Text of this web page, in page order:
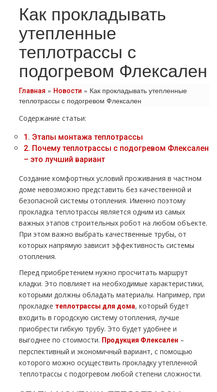
Как прокладывать
утепленные
теплотрассы с
подогревом Флексален
Главная » Новости » Как прокладывать утепленные
теплотрассы с подогревом Флексален
Содержание статьи:
1. Этапы монтажа теплотрассы
2. Почему теплотрассы с подогревом Флексален
– это лучший вариант
Создание комфортных условий проживания в частном
доме невозможно представить без качественной и
безопасной системы отопления. Именно поэтому
прокладка теплотрассы является одним из самых
важных этапов строительных робот на любом объекте.
При этом важно выбрать качественные трубы, от
которых напрямую зависит эффективность системы
отопления.
Перед приобретением нужно просчитать маршрут
кладки. Это повлияет на необходимые характеристики,
которыми должны обладать материалы. Например, при
прокладке теплотрассы для дома, который будет
входить в городскую систему отопления, лучше
приобрести гибкую трубу. Это будет удобнее и
выгоднее по стоимости. Продукция Флексален –
перспективный и экономичный вариант, с помощью
которого можно осуществить прокладку утепленной
теплотрассы с подогревом любой степени сложности.